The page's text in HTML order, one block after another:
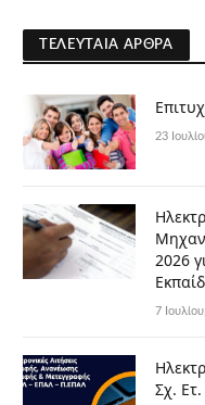
ΤΕΛΕΥΤΑΊΑ ΆΡΘΡΑ
23
2026
7
Σχ.